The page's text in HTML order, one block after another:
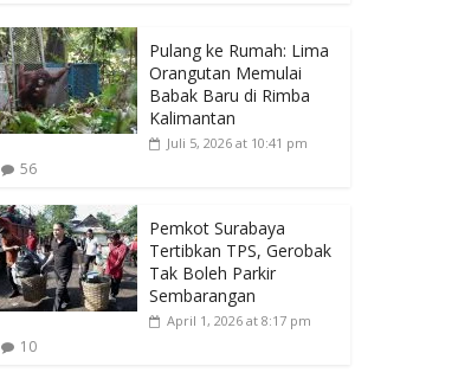
Pulang ke Rumah: Lima
Orangutan Memulai
Babak Baru di Rimba
Kalimantan
Juli 5, 2026 at 10:41 pm
56
Pemkot Surabaya
Tertibkan TPS, Gerobak
Tak Boleh Parkir
Sembarangan
April 1, 2026 at 8:17 pm
10